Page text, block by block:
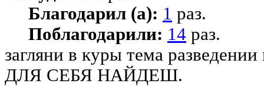
Благодарил (а): 1 раз.
Поблагодарили: 14 раз.
загляни в куры тема
ДЛЯ СЕБЯ НАЙДЕШ.